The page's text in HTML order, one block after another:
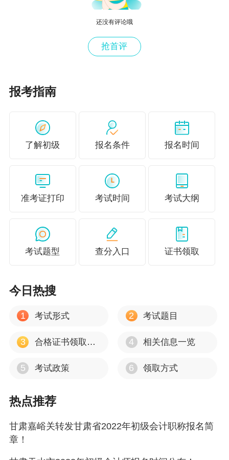
我国《公司法》规定，股东可以用货币出
资，也可以用实物、知识产权、土地使用权等可
以用货币估价并可以依法转让的非货币财产作价
评估作价，核实财产，不得高估或者低估作价。
定。全体股东的货币出资金额不得低于有限责任
公司注册资本的30%。不论以何种方式出资，投
不按规定如期缴足出资额，企业可以依法追究投
资者的违约责任。
除股份有限公司外，其他企业应设置“实收资
股份有限公司应设置“股本”科目核算公司实际
（一）接受现金资产投资
企业接受现金资产投资时，应以实际收到的
金额或存入企业开户银行的金额，借记“银行存
业注册资本中所占份额的部分，贷记“实收资本”科
资者在企业注册资本中所占份额的部分，贷记“资
还没有评论哦
抢首评
报考指南
了解初级 报名条件 报名时间
准考证打印 考试时间 考试大纲
考试题型 查分入口 证书领取
今日热搜
1 考试形式 2 考试题目
3 合格证书领取时间 4 相关信息一览
5 考试政策 6 领取方式
热点推荐
甘肃嘉峪关转发甘肃省2022年初级会计职称报名简
章！